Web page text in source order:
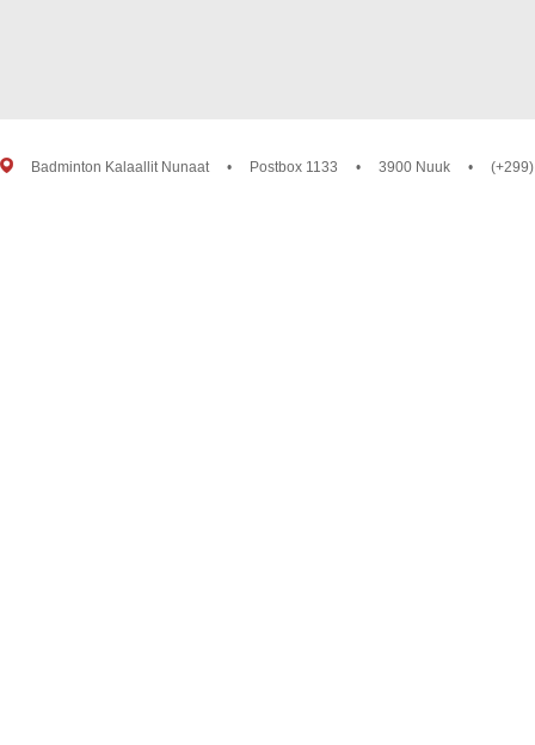
Badminton Kalaallit Nunaat • Postbox 1133 • 3900 Nuuk •